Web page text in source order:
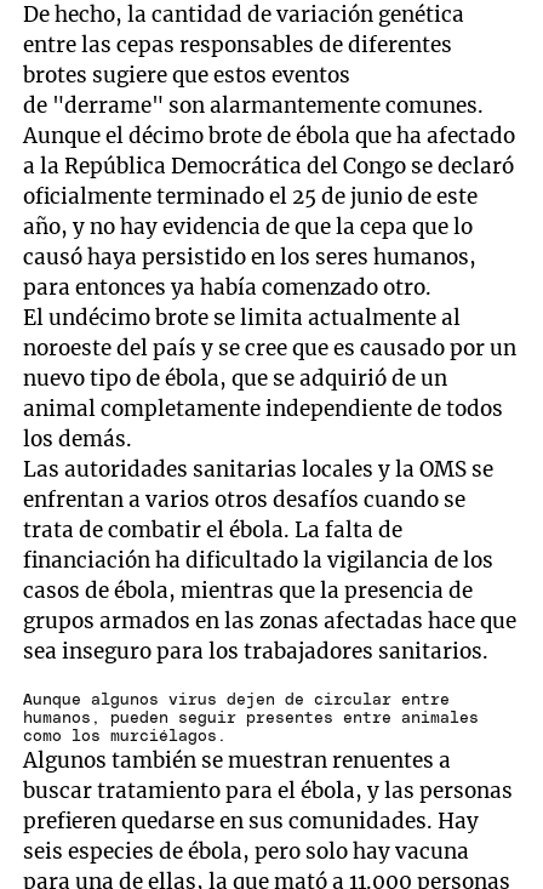
De hecho, la cantidad de variación genética
entre las cepas responsables de diferentes
brotes sugiere que estos eventos
de "derrame" son alarmantemente comunes.
Aunque el décimo brote de ébola que ha afectado
a la República Democrática del Congo se declaró
oficialmente terminado el 25 de junio de este
año, y no hay evidencia de que la cepa que lo
causó haya persistido en los seres humanos,
para entonces ya había comenzado otro.
El undécimo brote se limita actualmente al
noroeste del país y se cree que es causado por un
nuevo tipo de ébola, que se adquirió de un
animal completamente independiente de todos
los demás.
Las autoridades sanitarias locales y la OMS se
enfrentan a varios otros desafíos cuando se
trata de combatir el ébola. La falta de
financiación ha dificultado la vigilancia de los
casos de ébola, mientras que la presencia de
grupos armados en las zonas afectadas hace que
sea inseguro para los trabajadores sanitarios.
Aunque algunos virus dejen de circular entre
humanos, pueden seguir presentes entre animales
como los murciélagos.
Algunos también se muestran renuentes a
buscar tratamiento para el ébola, y las personas
prefieren quedarse en sus comunidades. Hay
seis especies de ébola, pero solo hay vacuna
para una de ellas, la que mató a 11.000 personas